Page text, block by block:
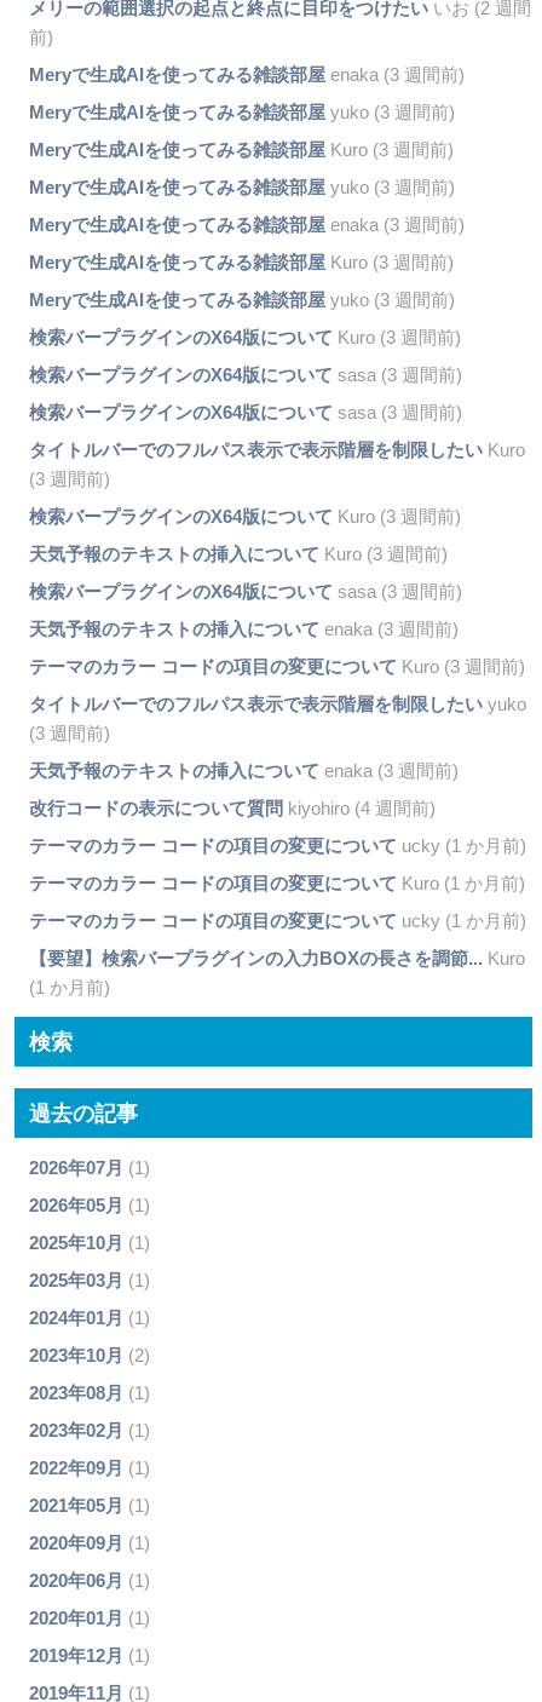
メリーの範囲選択の起点と終点に目印をつけたいいお (2 週間
前)
Meryで生成AIを使ってみる雑談部屋enaka (3 週間前)
Meryで生成AIを使ってみる雑談部屋yuko (3 週間前)
Meryで生成AIを使ってみる雑談部屋Kuro (3 週間前)
Meryで生成AIを使ってみる雑談部屋yuko (3 週間前)
Meryで生成AIを使ってみる雑談部屋enaka (3 週間前)
Meryで生成AIを使ってみる雑談部屋Kuro (3 週間前)
Meryで生成AIを使ってみる雑談部屋yuko (3 週間前)
検索バープラグインのX64版について Kuro (3 週間前)
検索バープラグインのX64版について sasa (3 週間前)
検索バープラグインのX64版について sasa (3 週間前)
タイトルバーでのフルパス表示で表示階層を制限したいKuro
(3 週間前)
検索バープラグインのX64版について Kuro (3 週間前)
天気予報のテキストの挿入について Kuro (3 週間前)
検索バープラグインのX64版について sasa (3 週間前)
天気予報のテキストの挿入について enaka (3 週間前)
テーマのカラー コードの項目の変更について Kuro (3 週間前)
タイトルバーでのフルパス表示で表示階層を制限したいyuko
(3 週間前)
天気予報のテキストの挿入について enaka (3 週間前)
改行コードの表示について質問 kiyohiro (4 週間前)
テーマのカラー コードの項目の変更について ucky (1 か月前)
テーマのカラー コードの項目の変更について Kuro (1 か月前)
テーマのカラー コードの項目の変更について ucky (1 か月前)
【要望】検索バープラグインの入力BOXの長さを調節... Kuro
(1 か月前)
検索
過去の記事
2026年07月 (1)
2026年05月 (1)
2025年10月 (1)
2025年03月 (1)
2024年01月 (1)
2023年10月 (2)
2023年08月 (1)
2023年02月 (1)
2022年09月 (1)
2021年05月 (1)
2020年09月 (1)
2020年06月 (1)
2020年01月 (1)
2019年12月 (1)
2019年11月 (1)